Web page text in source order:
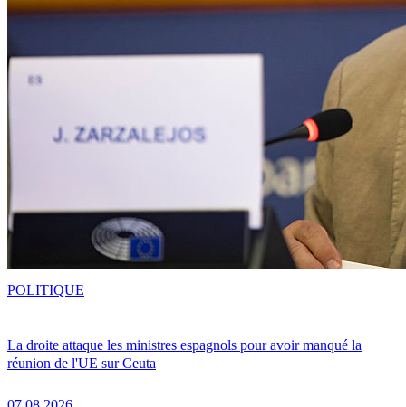
La droite attaque les ministres espagnols pour avoir manqué la
réunion de l'UE sur Ceuta
POLITIQUE